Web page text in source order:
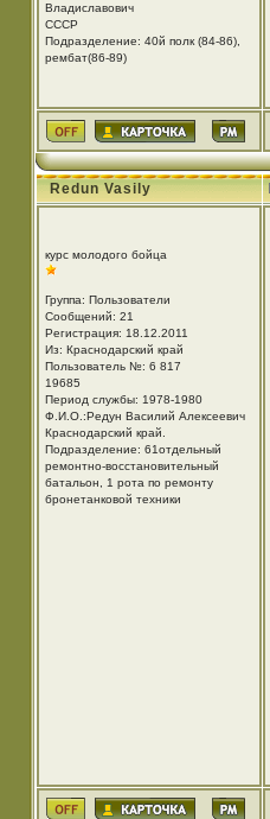
Владиславович
СССР
Подразделение: 40й полк (84-86),
рембат(86-89)
Redun Vasily
курс молодого бойца
Группа: Пользователи
Сообщений: 21
Регистрация: 18.12.2011
Из: Краснодарский край
Пользователь №: 6 817
19685
Период службы: 1978-1980
Ф.И.О.:Редун Василий Алексеевич
Краснодарский край.
Подразделение: 61отдельный
ремонтно-восстановительный
батальон, 1 рота по ремонту
бронетанковой техники